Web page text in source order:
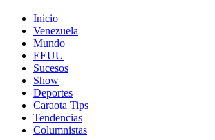
Inicio
Venezuela
Mundo
EEUU
Sucesos
Show
Deportes
Caraota Tips
Tendencias
Columnistas